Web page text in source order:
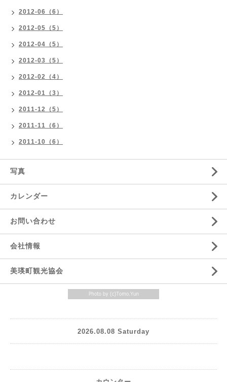
2012-06（6）
2012-05（5）
2012-04（5）
2012-03（5）
2012-02（4）
2012-01（3）
2011-12（5）
2011-11（6）
2011-10（6）
写真
カレンダー
お問い合わせ
会社情報
美瑛町観光協会
2026.08.08 Saturday